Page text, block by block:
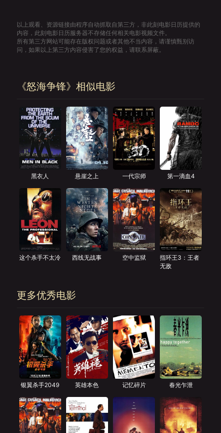
以上观看、资源链接由程序自动抓取自第三方，非此刻电影日历提供的
内容，此刻电影日历服务器不存储任何相关电影视频文件。
所有第三方网站可能存在版权问题或者其他不当内容，请谨慎甄别访
问，如果以上第三方内容侵害了您的权益，请联系屏蔽。
《怒海争锋》相似电影
黑衣人 悬崖之上 一代宗师 第一滴血4
这个杀手不太冷 西线无战事 空中监狱
指环王3：王者
无敌
更多优秀电影
银翼杀手2049 英雄本色 记忆碎片 春光乍泄